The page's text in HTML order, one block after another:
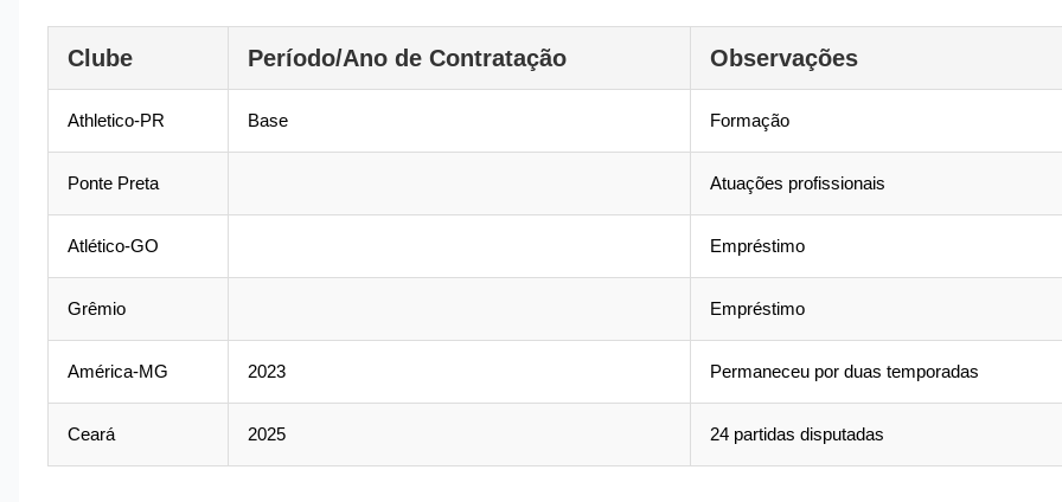
Clube Período/Ano de Contratação Observações
Athletico-PR Base Formação
Ponte Preta Atuações profissionais
Atlético-GO Empréstimo
Grêmio Empréstimo
América-MG 2023 Permaneceu por duas temporadas
Ceará 2025 24 partidas disputadas